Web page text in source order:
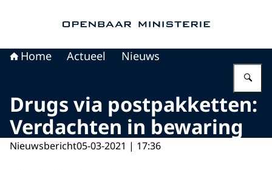
Home Actueel Nieuws
Drugs via postpakketten:
Verdachten in bewaring
Nieuwsbericht05-03-2021 | 17:36